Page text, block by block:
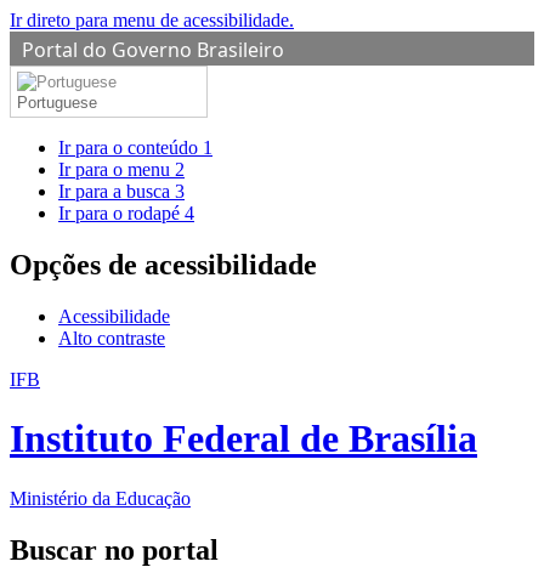
Ir direto para menu de acessibilidade.
Portal do Governo Brasileiro
Portuguese
Ir para o conteúdo 1
Ir para o menu 2
Ir para a busca 3
Ir para o rodapé 4
Opções de acessibilidade
Acessibilidade
Alto contraste
IFB
Instituto Federal de Brasília
Ministério da Educação
Buscar no portal